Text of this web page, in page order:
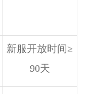
新服开放时间≥
90天